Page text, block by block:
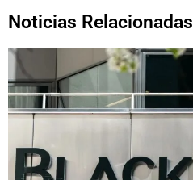
Noticias Relacionadas